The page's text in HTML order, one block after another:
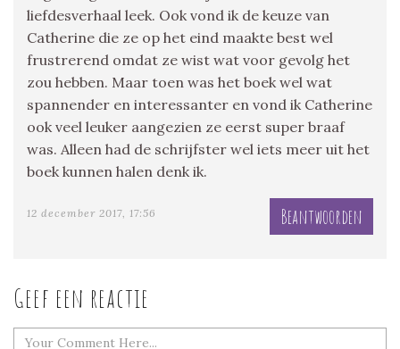
liefdesverhaal leek. Ook vond ik de keuze van
Catherine die ze op het eind maakte best wel
frustrerend omdat ze wist wat voor gevolg het
zou hebben. Maar toen was het boek wel wat
spannender en interessanter en vond ik Catherine
ook veel leuker aangezien ze eerst super braaf
was. Alleen had de schrijfster wel iets meer uit het
boek kunnen halen denk ik.
12 december 2017, 17:56 Beantwoorden
Geef een reactie